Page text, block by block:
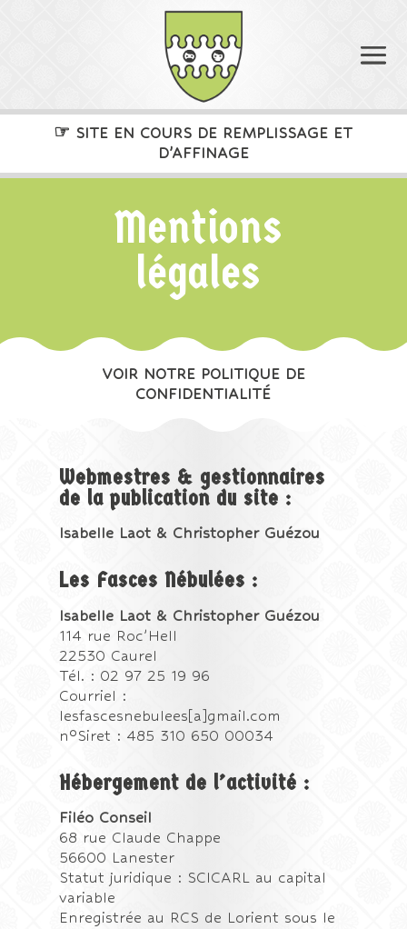
☞ SITE EN COURS DE REMPLISSAGE ET
D’AFFINAGE
Mentions
légales
VOIR NOTRE POLITIQUE DE
CONFIDENTIALITÉ
Webmestres & gestionnaires
de la publication du site :
Isabelle Laot & Christopher Guézou
Les Fasces Nébulées :
Isabelle Laot & Christopher Guézou
114 rue Roc’Hell
22530 Caurel
Tél. : 02 97 25 19 96
Courriel :
lesfascesnebulees[a]gmail.com
n°Siret : 485 310 650 00034
Hébergement de l’activité :
Filéo Conseil
68 rue Claude Chappe
56600 Lanester
Statut juridique : SCICARL au capital
variable
Enregistrée au RCS de Lorient sous le